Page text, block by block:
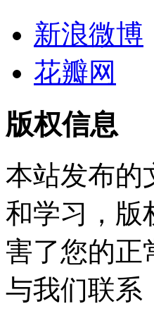
新浪微博
花瓣网
版权信息
本站发布的
和学习，版
害了您的正
与我们联系